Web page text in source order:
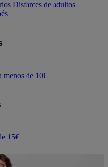
Disfarces de adultos
menos de 10€
15€